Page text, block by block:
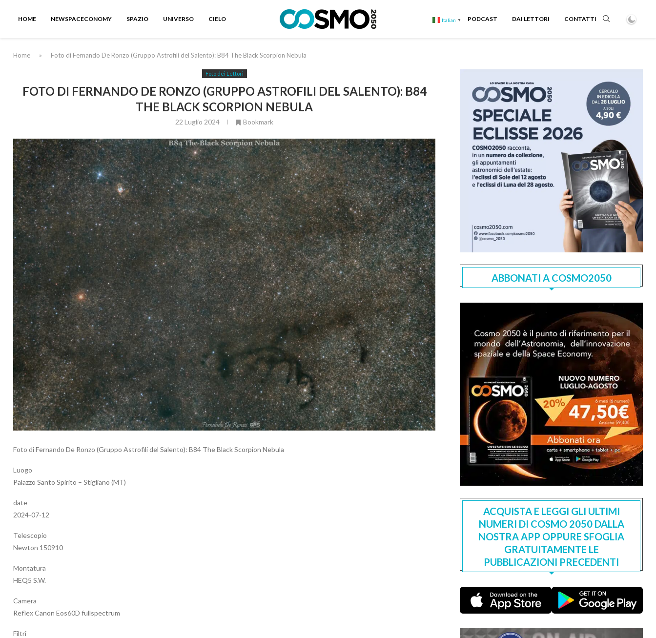
HOME NEWSPACECONOMY SPAZIO UNIVERSO CIELO Italian ▼ PODCAST DAI LETTORI CONTATTI
Home » Foto di Fernando De Ronzo (Gruppo Astrofili del Salento): B84 The Black Scorpion Nebula
Foto dei Lettori
FOTO DI FERNANDO DE RONZO (GRUPPO ASTROFILI DEL SALENTO): B84
THE BLACK SCORPION NEBULA
22 Luglio 2024 Bookmark
Foto di Fernando De Ronzo (Gruppo Astrofili del Salento): B84 The Black Scorpion Nebula
Luogo
Palazzo Santo Spirito – Stigliano (MT)
date
2024-07-12
Telescopio
Newton 150910
Montatura
HEQ5 S.W.
Camera
Reflex Canon Eos60D fullspectrum
Filtri
ABBONATI A COSMO2050
ACQUISTA E LEGGI GLI ULTIMI
NUMERI DI COSMO 2050 DALLA
NOSTRA APP OPPURE SFOGLIA
GRATUITAMENTE LE
PUBBLICAZIONI PRECEDENTI